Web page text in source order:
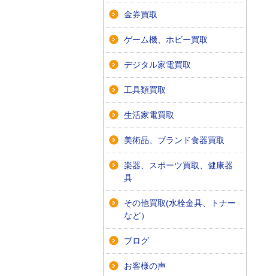
金券買取
ゲーム機、ホビー買取
デジタル家電買取
工具類買取
生活家電買取
美術品、ブランド食器買取
楽器、スポーツ買取、健康器
具
その他買取(水栓金具、トナー
など）
ブログ
お客様の声